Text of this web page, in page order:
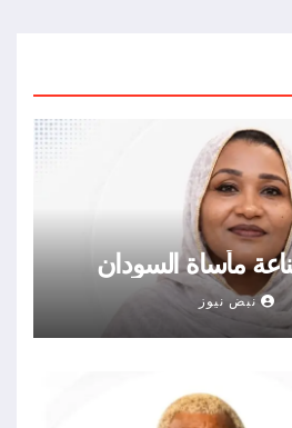
مأساة السودان
نبض نيوز